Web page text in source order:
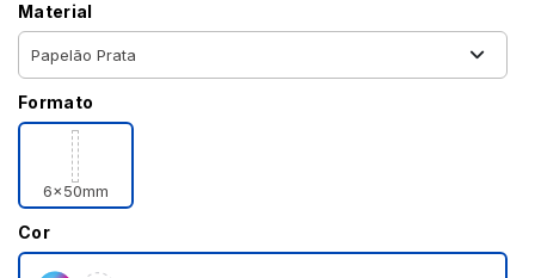
Material
Formato
6x50mm
Cor